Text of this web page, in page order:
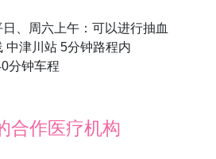
、周六上午：可以进行抽血
津川站 5分钟路程内
分钟车程
合作医疗机构